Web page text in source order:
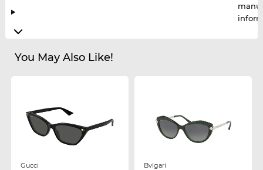
You May Also Like!
Gucci Bvlgari